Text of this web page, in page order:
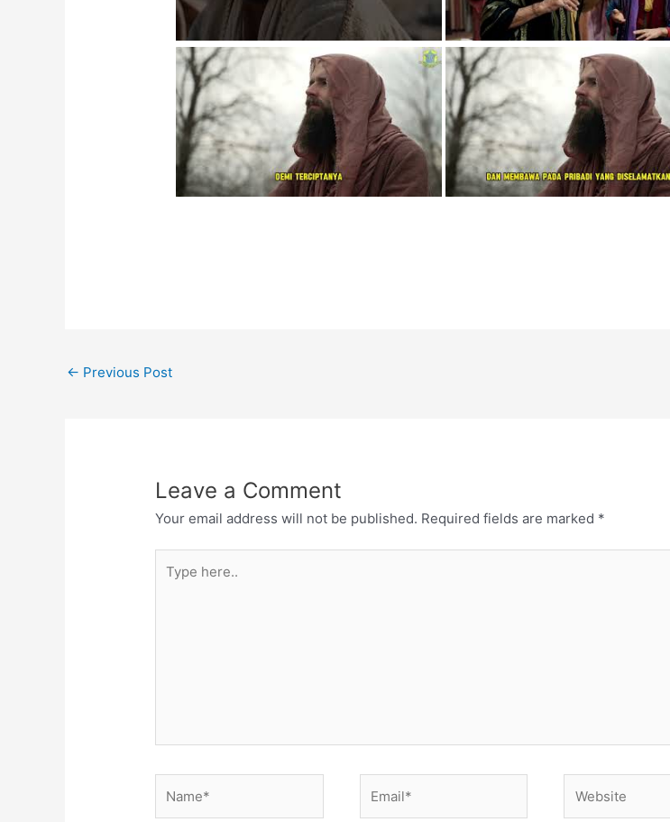
MENDOAN - Sabtu,
24 Agustus 2024 - RD.
Martinus Ngarlan
← Previous Post
Leave a Comment
Your email address will not be published. Required fields are marked *
here..